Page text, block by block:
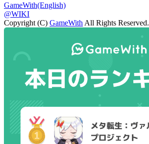
GameWith(English)
@WIKI
Copyright (C) GameWith All Rights Reserved.